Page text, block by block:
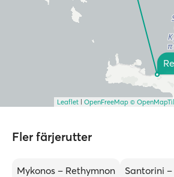
Leaflet OpenFreeMap ©
Fler färjerutter
Mykonos – Rethymnon Santorini